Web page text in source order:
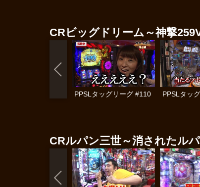
CRビッグドリーム～神撃
PPSLタッグリーグ #110 PPSLタッ
CRルパン三世～消されたル